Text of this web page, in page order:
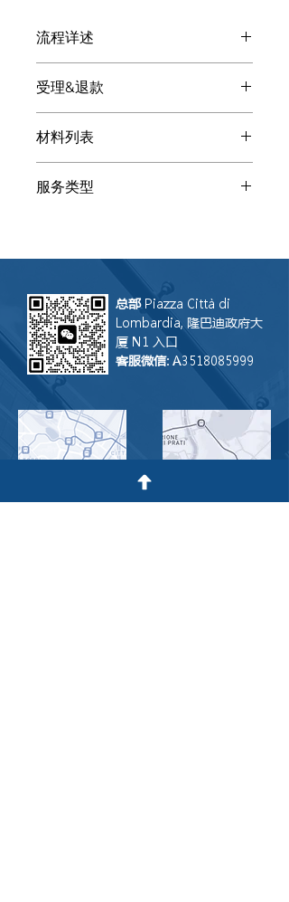
流程详述
证专业的客服微信会显现，请扫码添
加。请发送原文材料提高沟通效率和质
量。客服会将您指向专业译员
受理&退款
要收到原件。在米兰可以来办公室递
交，在其它城市可以邮递，客服会提供
收件地址。一般流程需要三个部门的盖
章 （法院、检察院、领事馆），需要
程。在不清楚的情况下客服可以帮您
材料列表
服务类型
总部 Piazza Città di
Lombardia, 隆巴迪政府大
厦 N1 入口
客服微信: A3518085999